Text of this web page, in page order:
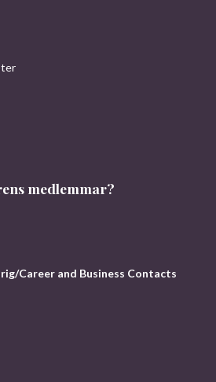
medlemmar?
Career and Business Contacts